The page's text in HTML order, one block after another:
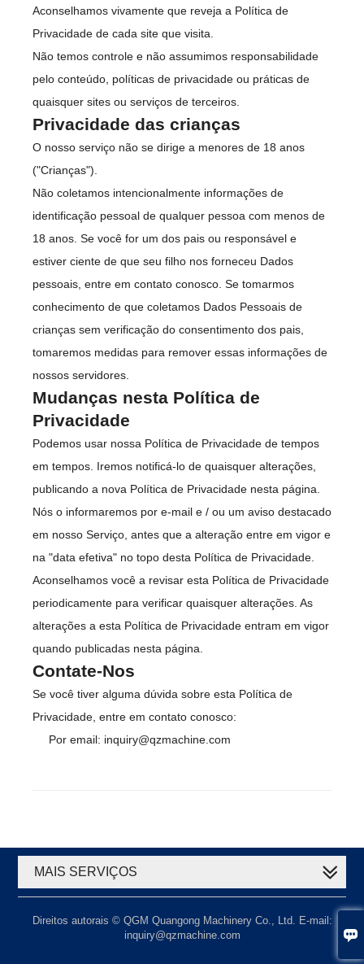

Aconselhamos vivamente que reveja a Política de
Privacidade de cada site que visita.
Não temos controle e não assumimos responsabilidade
pelo conteúdo, políticas de privacidade ou práticas de
quaisquer sites ou serviços de terceiros.
Privacidade das crianças
O nosso serviço não se dirige a menores de 18 anos
("Crianças").
Não coletamos intencionalmente informações de
identificação pessoal de qualquer pessoa com menos de
18 anos. Se você for um dos pais ou responsável e
estiver ciente de que seu filho nos forneceu Dados
pessoais, entre em contato conosco. Se tomarmos
conhecimento de que coletamos Dados Pessoais de
crianças sem verificação do consentimento dos pais,
tomaremos medidas para remover essas informações de
nossos servidores.
Mudanças nesta Política de
Privacidade
Podemos usar nossa Política de Privacidade de tempos
em tempos. Iremos notificá-lo de quaisquer alterações,
publicando a nova Política de Privacidade nesta página.
Nós o informaremos por e-mail e / ou um aviso destacado
em nosso Serviço, antes que a alteração entre em vigor e
na "data efetiva" no topo desta Política de Privacidade.
Aconselhamos você a revisar esta Política de Privacidade
periodicamente para verificar quaisquer alterações. As
alterações a esta Política de Privacidade entram em vigor
quando publicadas nesta página.
Contate-Nos
Se você tiver alguma dúvida sobre esta Política de
Privacidade, entre em contato conosco:
Por email: inquiry@qzmachine.com
MAIS SERVIÇOS
Direitos autorais © QGM Quangong Machinery Co., Ltd. E-mail:
inquiry@qzmachine.com